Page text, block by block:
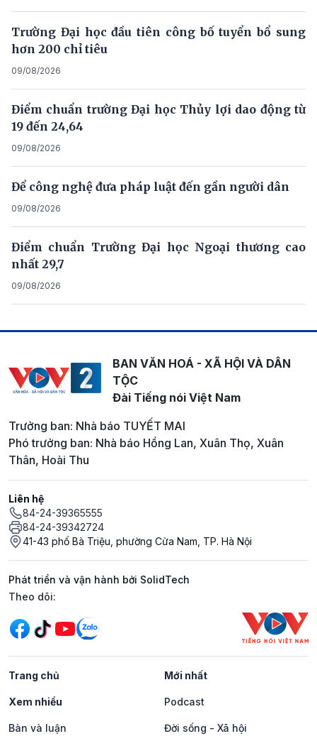
Trường Đại học đầu tiên công bố tuyển bổ sung
hơn 200 chỉ tiêu
09/08/2026
Điểm chuẩn trường Đại học Thủy lợi dao động từ
19 đến 24,64
09/08/2026
Để công nghệ đưa pháp luật đến gần người dân
09/08/2026
Điểm chuẩn Trường Đại học Ngoại thương cao
nhất 29,7
09/08/2026
BAN VĂN HOÁ - XÃ HỘI VÀ DÂN
TỘC
Đài Tiếng nói Việt Nam
Trưởng ban: Nhà báo TUYẾT MAI
Phó trưởng ban: Nhà báo Hồng Lan, Xuân Thọ, Xuân
Thân, Hoài Thu
Liên hệ
84-24-39365555
84-24-39342724
41-43 phố Bà Triệu, phường Cửa Nam, TP. Hà Nội
Phát triển và vận hành bởi SolidTech
Mạng xã hội
Theo dõi:
Trang chủ Mới nhất
Xem nhiều Podcast
Bàn và luận Đời sống - Xã hội